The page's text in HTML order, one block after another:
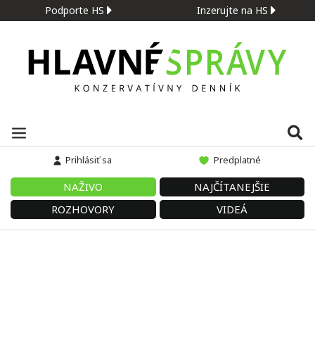
Podporte HS Inzerujte na HS
Prihlásiť sa Predplatné
NAŽIVO
NAJČÍTANEJŠIE
ROZHOVORY
VIDEÁ